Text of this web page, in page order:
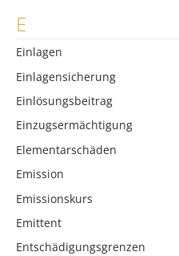
E
Einlagen
Einlagensicherung
Einlösungsbeitrag
Einzugsermächtigung
Elementarschäden
Emission
Emissionskurs
Emittent
Entschädigungsgrenzen